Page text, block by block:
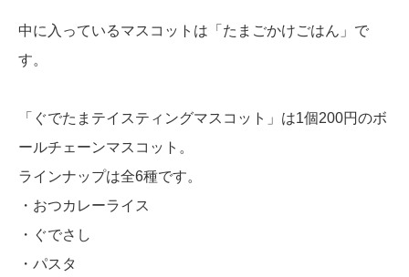
中に入っているマスコットは「たまごかけごはん」で
す。
「ぐでたまテイスティングマスコット」は1個200円のボ
ールチェーンマスコット。
ラインナップは全6種です。
・おつカレーライス
・ぐでさし
・パスタ